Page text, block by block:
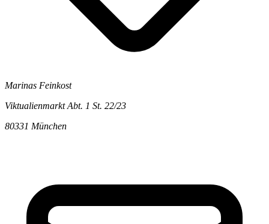
Marinas Feinkost
Viktualienmarkt Abt. 1 St. 22/23
80331 München